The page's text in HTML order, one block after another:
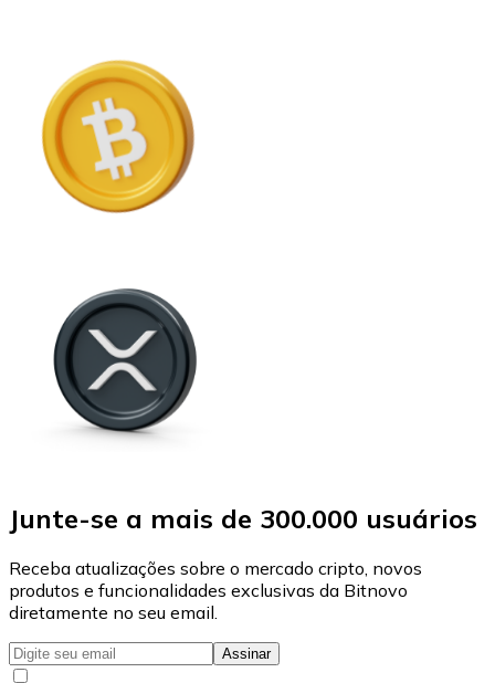
Junte-se a mais de 300.000 usuários
Receba atualizações sobre o mercado cripto, novos
produtos e funcionalidades exclusivas da Bitnovo
diretamente no seu email.
Assinar